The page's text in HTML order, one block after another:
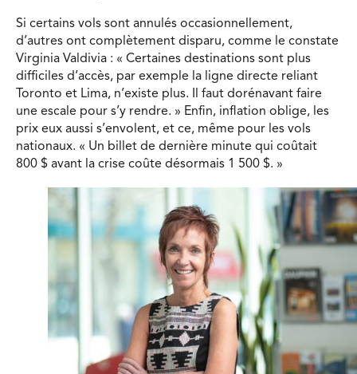
Si certains vols sont annulés occasionnellement,
d’autres ont complètement disparu, comme le constate
Virginia Valdivia : « Certaines destinations sont plus
difficiles d’accès, par exemple la ligne directe reliant
Toronto et Lima, n’existe plus. Il faut dorénavant faire
une escale pour s’y rendre. » Enfin, inflation oblige, les
prix eux aussi s’envolent, et ce, même pour les vols
nationaux. « Un billet de dernière minute qui coûtait
800 $ avant la crise coûte désormais 1 500 $. »